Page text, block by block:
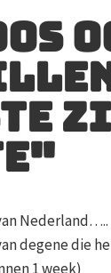
Nederland…..
degene die
1 week)